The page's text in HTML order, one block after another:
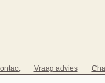
Vraag advies